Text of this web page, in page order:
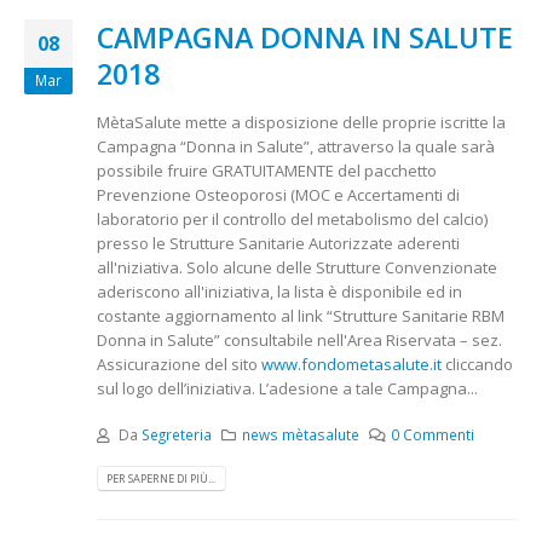
08
Mar
CAMPAGNA DONNA IN SALUTE
2018
MètaSalute mette a disposizione delle proprie iscritte la
Campagna “Donna in Salute”, attraverso la quale sarà
possibile fruire GRATUITAMENTE del pacchetto
Prevenzione Osteoporosi (MOC e Accertamenti di
laboratorio per il controllo del metabolismo del calcio)
presso le Strutture Sanitarie Autorizzate aderenti
all'niziativa. Solo alcune delle Strutture Convenzionate
aderiscono all'iniziativa, la lista è disponibile ed in
costante aggiornamento al link “Strutture Sanitarie RBM
Donna in Salute” consultabile nell'Area Riservata – sez.
Assicurazione del sito www.fondometasalute.it cliccando
sul logo dell’iniziativa. L’adesione a tale Campagna...
Da Segreteria news mètasalute 0 Commenti
PER SAPERNE DI PIÙ...